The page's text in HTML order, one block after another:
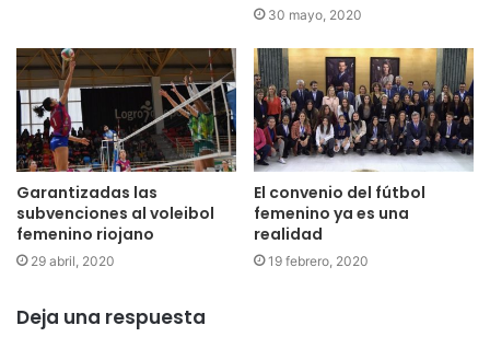
30 mayo, 2020
Garantizadas las
subvenciones al voleibol
femenino riojano
29 abril, 2020
El convenio del fútbol
femenino ya es una
realidad
19 febrero, 2020
Deja una respuesta